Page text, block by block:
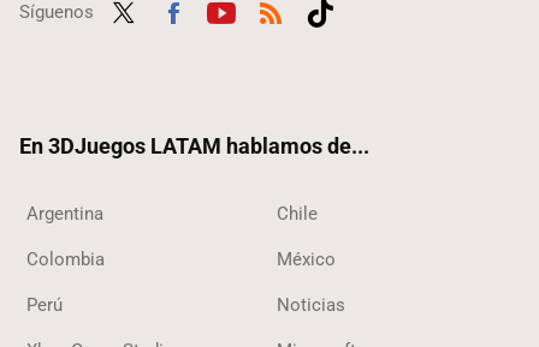
Síguenos
En 3DJuegos LATAM hablamos de...
Argentina Chile
Colombia México
Perú Noticias